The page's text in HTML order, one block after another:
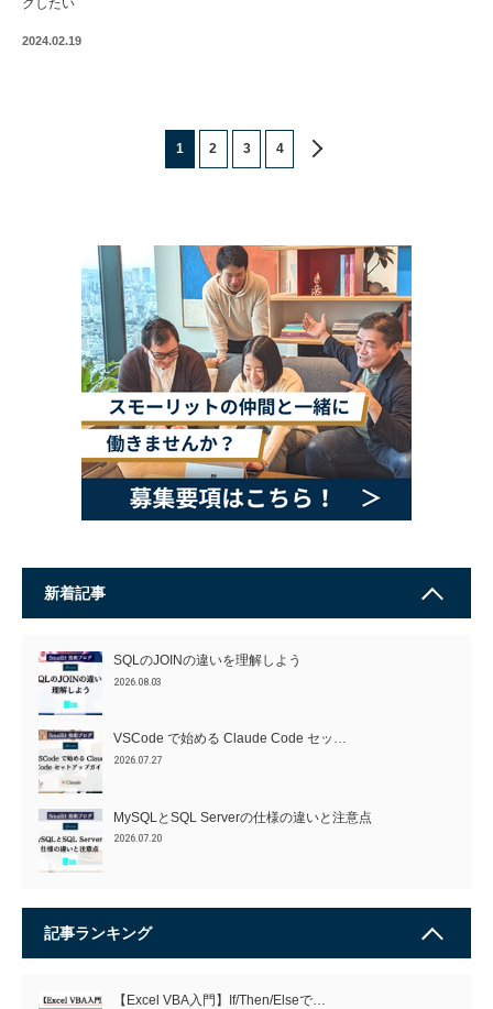
クしたい
2024.02.19
1 2 3 4
新着記事
SQLのJOINの違いを理解しよう
2026.08.03
VSCode で始める Claude Code セッ…
2026.07.27
MySQLとSQL Serverの仕様の違いと注意点
2026.07.20
記事ランキング
【Excel VBA入門】If/Then/Elseで…